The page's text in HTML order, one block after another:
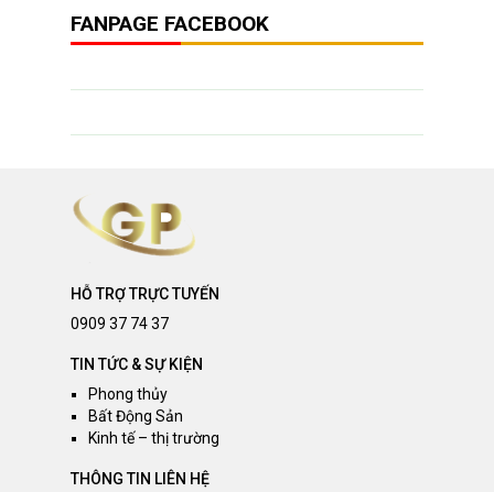
FANPAGE FACEBOOK
HỖ TRỢ TRỰC TUYẾN
0909 37 74 37
TIN TỨC & SỰ KIỆN
Phong thủy
Bất Động Sản
Kinh tế – thị trường
THÔNG TIN LIÊN HỆ